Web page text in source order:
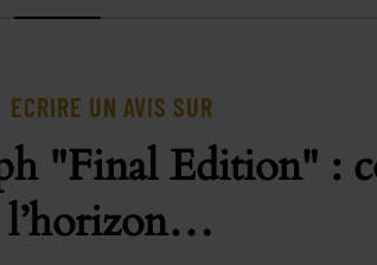
ECRIRE UN AVIS SUR
"Final Edition" :
l’horizon…